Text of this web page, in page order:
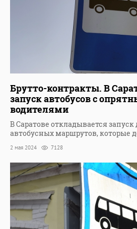
Брутто-контракты. В
запуск автобусов с
водителями
В Саратове откладывается
автобусных маршрутов, которые
2 мая 2024 7128